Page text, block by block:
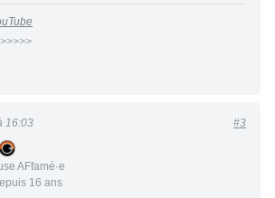
AFfamé·e
16 ans
16:03 #3